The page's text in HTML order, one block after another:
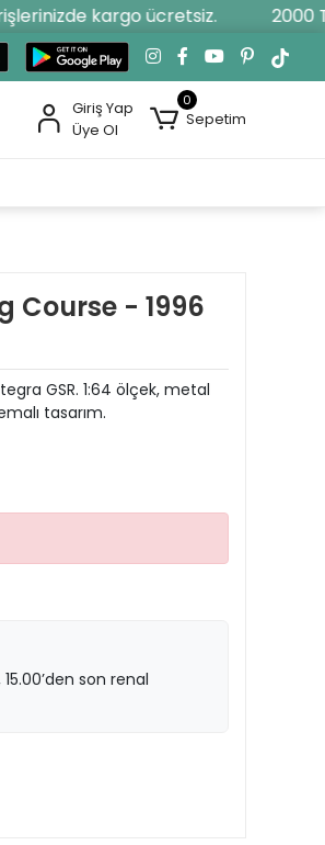
kargo ücretsiz. 2000
Giriş Yap
Üye Ol
0
Sepetim
Course - 1996
GSR. 1:64 ölçek, metal
tasarım.
son renal